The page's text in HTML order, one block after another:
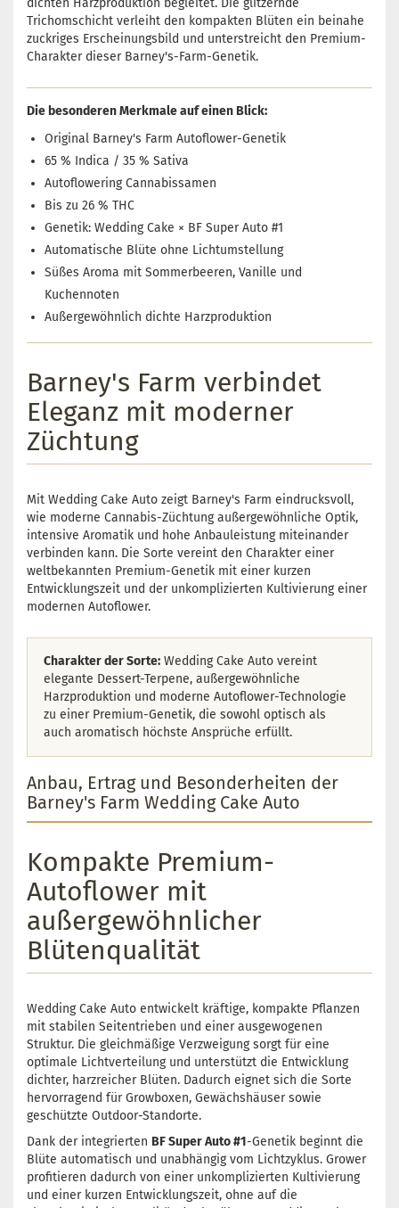
dichten Harzproduktion begleitet. Die glitzernde
Trichomschicht verleiht den kompakten Blüten ein beinahe
zuckriges Erscheinungsbild und unterstreicht den Premium-
Charakter dieser Barney's-Farm-Genetik.
Die besonderen Merkmale auf einen Blick:
Original Barney's Farm Autoflower-Genetik
65 % Indica / 35 % Sativa
Autoflowering Cannabissamen
Bis zu 26 % THC
Genetik: Wedding Cake × BF Super Auto #1
Automatische Blüte ohne Lichtumstellung
Süßes Aroma mit Sommerbeeren, Vanille und
Kuchennoten
Außergewöhnlich dichte Harzproduktion
Barney's Farm verbindet
Eleganz mit moderner
Züchtung
Mit Wedding Cake Auto zeigt Barney's Farm eindrucksvoll,
wie moderne Cannabis-Züchtung außergewöhnliche Optik,
intensive Aromatik und hohe Anbauleistung miteinander
verbinden kann. Die Sorte vereint den Charakter einer
weltbekannten Premium-Genetik mit einer kurzen
Entwicklungszeit und der unkomplizierten Kultivierung einer
modernen Autoflower.
Charakter der Sorte: Wedding Cake Auto vereint
elegante Dessert-Terpene, außergewöhnliche
Harzproduktion und moderne Autoflower-Technologie
zu einer Premium-Genetik, die sowohl optisch als
auch aromatisch höchste Ansprüche erfüllt.
Anbau, Ertrag und Besonderheiten der
Barney's Farm Wedding Cake Auto
Kompakte Premium-
Autoflower mit
außergewöhnlicher
Blütenqualität
Wedding Cake Auto entwickelt kräftige, kompakte Pflanzen
mit stabilen Seitentrieben und einer ausgewogenen
Struktur. Die gleichmäßige Verzweigung sorgt für eine
optimale Lichtverteilung und unterstützt die Entwicklung
dichter, harzreicher Blüten. Dadurch eignet sich die Sorte
hervorragend für Growboxen, Gewächshäuser sowie
geschützte Outdoor-Standorte.
Dank der integrierten BF Super Auto #1-Genetik beginnt die
Blüte automatisch und unabhängig vom Lichtzyklus. Grower
profitieren dadurch von einer unkomplizierten Kultivierung
und einer kurzen Entwicklungszeit, ohne auf die